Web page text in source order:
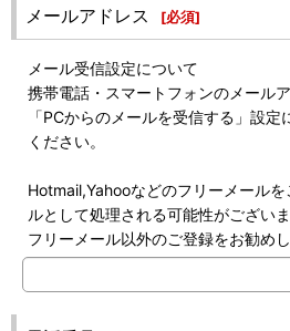
メールアドレス [必須]
メール受信設定について
携帯電話・スマートフォンのメール
「PCからのメールを受信する」設
ください。
Hotmail,Yahooなどのフリーメール
ルとして処理される可能性がございま
フリーメール以外のご登録をお勧めし